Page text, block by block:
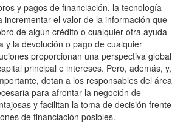
y pagos de financiación, la tecnología
incrementar el valor de la información que
de algún crédito o cualquier otra ayuda
y la devolución o pago de cualquier
proporcionan una perspectiva global
principal e intereses. Pero, además, y,
dotan a los responsables del área
para afrontar la negoción de
y facilitan la toma de decisión frente
de financiación posibles.